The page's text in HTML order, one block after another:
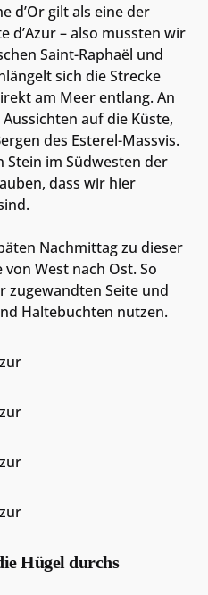
d’Or gilt als eine der
d’Azur – also mussten wir
Saint-Raphaël und
sich die Strecke
am Meer entlang. An
auf die Küste,
des Esterel-Massvis.
Stein im Südwesten der
dass wir hier
Nachmittag zu dieser
West nach Ost. So
zugewandten Seite und
Haltebuchten nutzen.
Hügel durchs